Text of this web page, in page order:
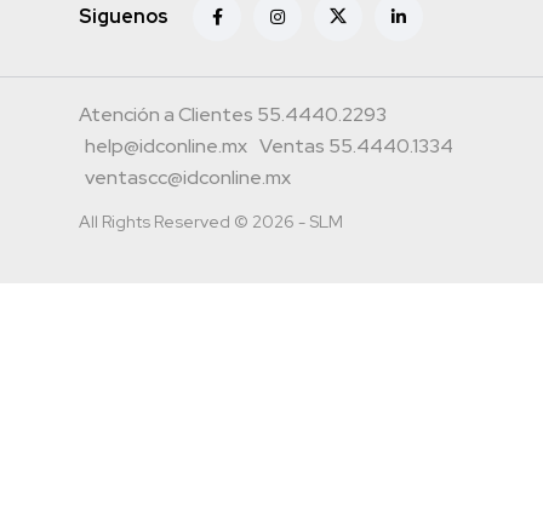
Siguenos
Atención a Clientes 55.4440.2293
help@idconline.mx Ventas 55.4440.1334
ventascc@idconline.mx
All Rights Reserved © 2026 - SLM